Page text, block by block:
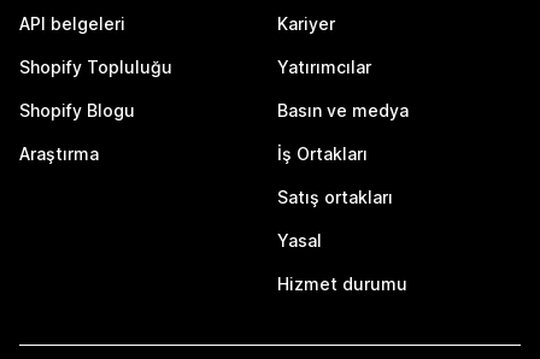
API belgeleri
Shopify Topluluğu
Shopify Blogu
Araştırma
Kariyer
Yatırımcılar
Basın ve medya
İş Ortakları
Satış ortakları
Yasal
Hizmet durumu